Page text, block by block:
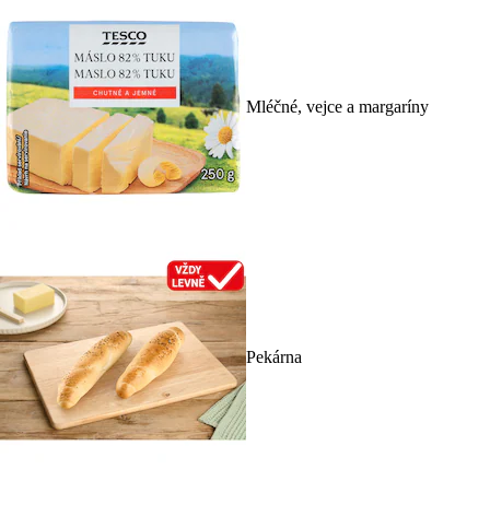
Mléčné, vejce a margaríny
Pekárna